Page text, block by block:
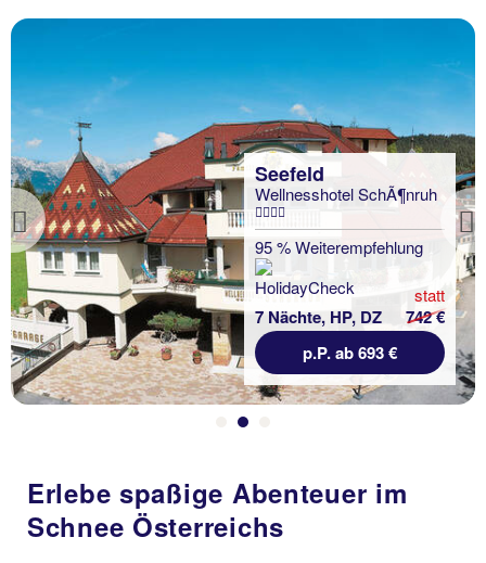
Previous
Seefeld
Wellnesshotel SchÃ¶nruh
95 % Weiterempfehlung
7 Nächte, HP, DZ
statt
742 €
p.P. ab 693 €
Erlebe spaßige Abenteuer im
Schnee Österreichs